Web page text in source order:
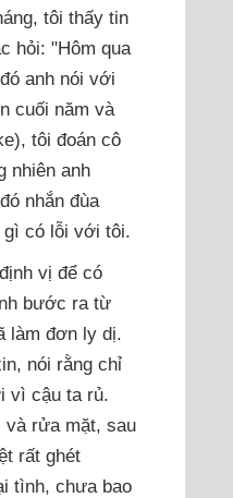
tôi thấy tin
hỏi: "Hôm qua
anh nói với
cuối năm và
tôi đoán cô
nhiên anh
nhắn đùa
gì có lỗi với tôi.
vị để có
bước ra từ
làm đơn ly dị.
nói rằng chỉ
vì cậu ta rủ.
và rửa mặt, sau
rất ghét
tình, chưa bao